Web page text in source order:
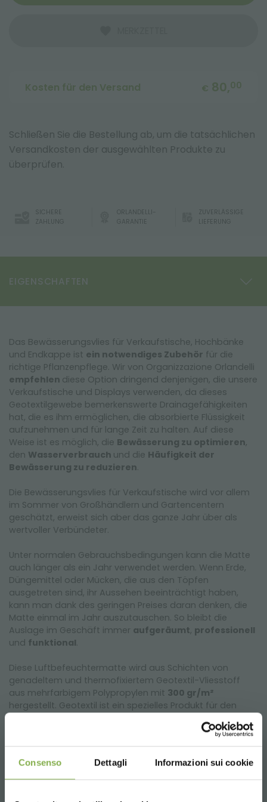
Consenso Dettagli Informazioni sui cookie
Kosten für den Versand € 80,00
Schließen Sie die Bestellung ab, um die tatsächlichen
Versandkosten der ausgewählten Produkte zu
überprüfen.
SICHERE
ZAHLUNG
ORLANDELLI-
GARANTIE
ZUVERLÄSSIGE
LIEFERUNG
EIGENSCHAFTEN
Das Bewässerungsvlies für Verkaufstische, Hochbänke
und Endkappe ist ein notwendiges Zubehör für die
richtige Pflanzenpflege. Wir von Organizzazione Orlandelli
empfehlen diese Option dringend denjenigen, die unsere
Verkaufstische und Displays verwenden, da dieses
Geotextilgewebe bemerkenswerte Drainagefähigkeiten
hat, die es ihm ermöglichen, die absorbierte Flüssigkeit
aufzunehmen und für lange Zeit zu halten. Auf diese
Weise ist es möglich, die Bewässerung zu optimieren,
den Wasserverbrauch und die Häufigkeit der
Bewässerung zu reduzieren.
Die Bewässerungsvlies für Verkaufstische wird vor allem
im Sommer von Großhändlern und Gartencentern
geschätzt, erweist sich aber das ganze Jahr über als
wertvoller Verbündeter.
Unter normalen Gebrauchsbedingungen kann die Matte
auch länger als ein Jahr verwendet werden. Wenn Erde,
Düngemittel oder Mücken, die aus den Töpfen
ausgetreten sind, ihr Aussehen beeinträchtigt haben,
kann man dank des geringen Preises daran denken, die
Matte einmal im Jahr auszutauschen. So bleibt die
Auslage im Geschäft immer aufgeräumt, professionell
und funktional.
Diese Luftbefeuchtermatte wird aus Schichten von
genadeltem und thermofixiertem Geotextil-Vliesstoff
aus mehrfarbigem Polypropylen mit 300 gr/m²
hergestellt. Geotextil ist ein spezielles Produkt für den
das Produkt eine lange Lebensdauer und birgt kein
Kontaminationsrisiko für die Pflanzen, mit denen es in